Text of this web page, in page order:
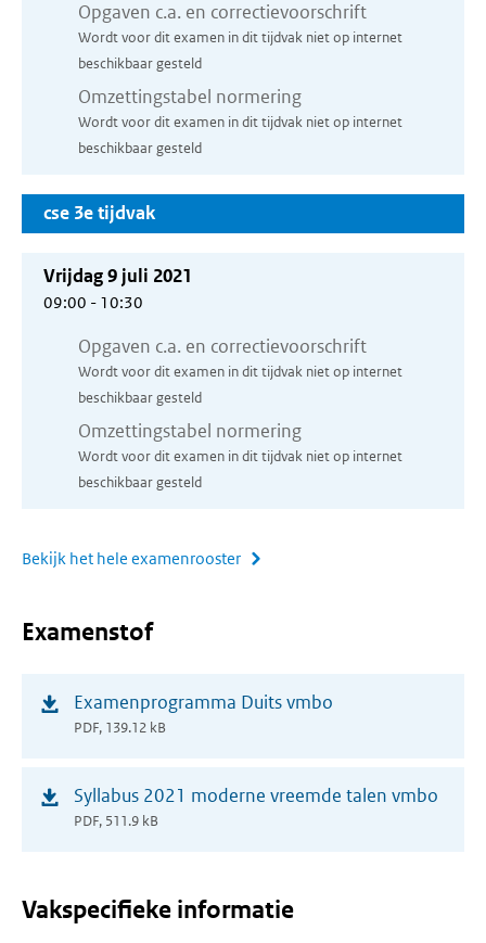
Opgaven c.a. en correctievoorschrift
Wordt voor dit examen in dit tijdvak niet op internet
beschikbaar gesteld
Omzettingstabel normering
Wordt voor dit examen in dit tijdvak niet op internet
beschikbaar gesteld
cse 3e tijdvak
Vrijdag 9 juli 2021
09:00 - 10:30
Opgaven c.a. en correctievoorschrift
Wordt voor dit examen in dit tijdvak niet op internet
beschikbaar gesteld
Omzettingstabel normering
Wordt voor dit examen in dit tijdvak niet op internet
beschikbaar gesteld
Bekijk het hele examenrooster
Examenstof
Examenprogramma Duits vmbo
PDF, 139.12 kB
Syllabus 2021 moderne vreemde talen vmbo
PDF, 511.9 kB
Vakspecifieke informatie